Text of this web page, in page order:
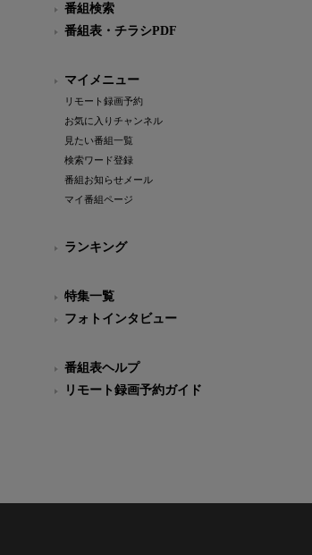
番組検索
番組表・チラシPDF
マイメニュー
リモート録画予約
お気に入りチャンネル
見たい番組一覧
検索ワード登録
番組お知らせメール
マイ番組ページ
ランキング
特集一覧
フォトインタビュー
番組表ヘルプ
リモート録画予約ガイド